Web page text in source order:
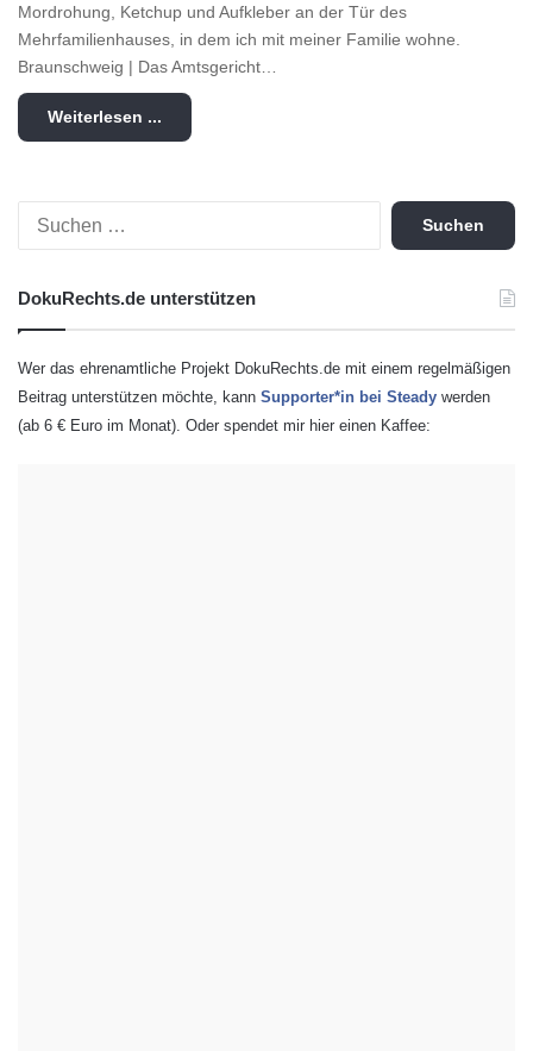
Mordrohung, Ketchup und Aufkleber an der Tür des
Mehrfamilienhauses, in dem ich mit meiner Familie wohne.
Braunschweig | Das Amtsgericht…
Weiterlesen ...
S
n
a
DokuRechts.de unterstützen
Wer das ehrenamtliche Projekt DokuRechts.de mit einem regelmäßigen
Beitrag unterstützen möchte, kann Supporter*in bei Steady werden
(ab 6 € Euro im Monat). Oder spendet mir hier einen Kaffee: